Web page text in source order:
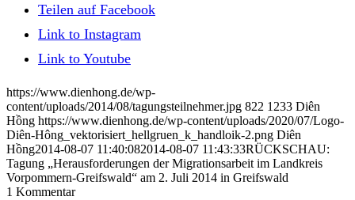
Teilen auf Facebook
Link to Instagram
Link to Youtube
https://www.dienhong.de/wp-
content/uploads/2014/08/tagungsteilnehmer.jpg 822 1233 Diên
Hồng https://www.dienhong.de/wp-content/uploads/2020/07/Logo-
Diên-Hông_vektorisiert_hellgruen_k_handloik-2.png Diên
Hồng2014-08-07 11:40:082014-08-07 11:43:33RÜCKSCHAU:
Tagung „Herausforderungen der Migrationsarbeit im Landkreis
Vorpommern-Greifswald“ am 2. Juli 2014 in Greifswald
1 Kommentar